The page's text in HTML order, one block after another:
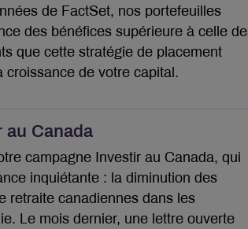
de FactSet, nos portefeuilles
des bénéfices supérieure à celle de
que cette stratégie de placement
croissance de votre capital.
au Canada
campagne Investir au Canada, qui
inquiétante : la diminution des
retraite canadiennes dans les
Le mois dernier, une lettre ouverte